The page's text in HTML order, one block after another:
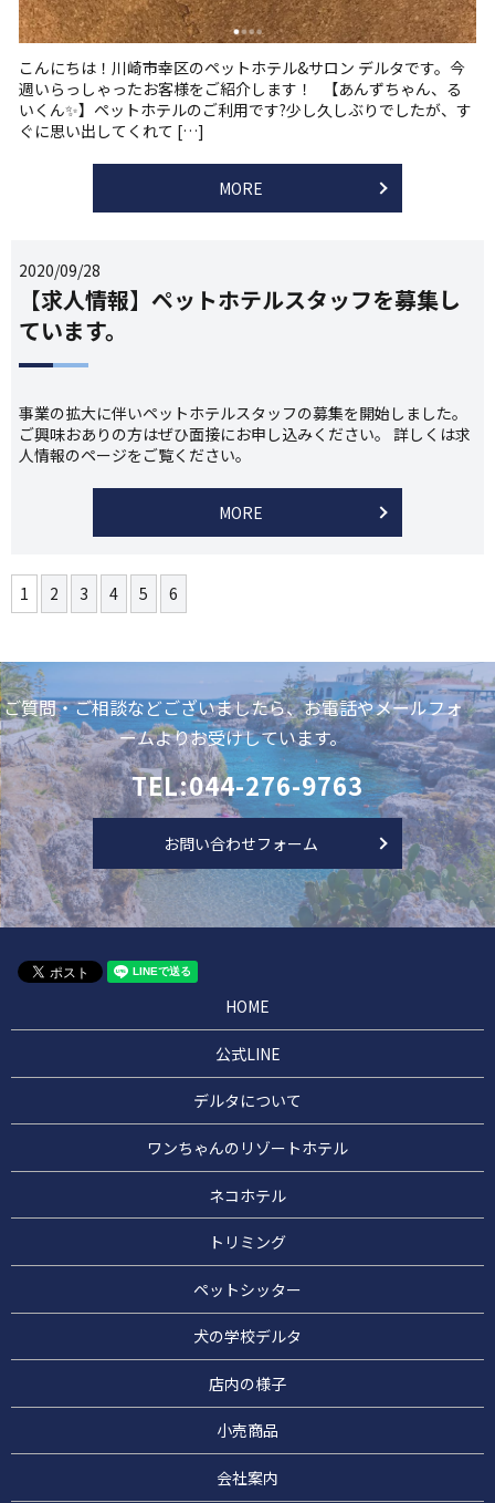
こんにちは！川崎市幸区のペットホテル&サロン デルタです。今
週いらっしゃったお客様をご紹介します！ 【あんずちゃん、る
いくん✨】ペットホテルのご利用です?少し久しぶりでしたが、す
ぐに思い出してくれて […]
MORE
2020/09/28
【求人情報】ペットホテルスタッフを募集し
ています。
事業の拡大に伴いペットホテルスタッフの募集を開始しました。
ご興味おありの方はぜひ面接にお申し込みください。 詳しくは求
人情報のページをご覧ください。
MORE
1 2 3 4 5 6
ご質問・ご相談などございましたら、お電話やメールフォ
ームよりお受けしています。
TEL:044-276-9763
お問い合わせフォーム
HOME
公式LINE
デルタについて
ワンちゃんのリゾートホテル
ネコホテル
トリミング
ペットシッター
犬の学校デルタ
店内の様子
小売商品
会社案内